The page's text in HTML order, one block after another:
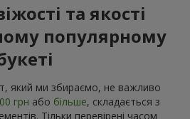
та якості
популярному
який ми збираємо, не важливо
грн або більше, складається з
Тільки перевірені часом